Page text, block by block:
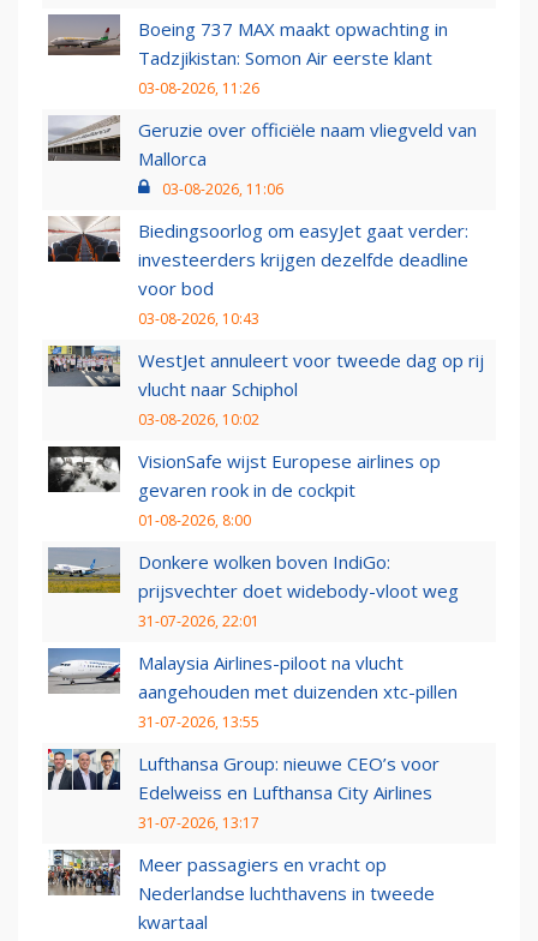
Boeing 737 MAX maakt opwachting in
Tadzjikistan: Somon Air eerste klant
03-08-2026, 11:26
Geruzie over officiële naam vliegveld van
Mallorca
03-08-2026, 11:06
Biedingsoorlog om easyJet gaat verder:
investeerders krijgen dezelfde deadline
voor bod
03-08-2026, 10:43
WestJet annuleert voor tweede dag op rij
vlucht naar Schiphol
03-08-2026, 10:02
VisionSafe wijst Europese airlines op
gevaren rook in de cockpit
01-08-2026, 8:00
Donkere wolken boven IndiGo:
prijsvechter doet widebody-vloot weg
31-07-2026, 22:01
Malaysia Airlines-piloot na vlucht
aangehouden met duizenden xtc-pillen
31-07-2026, 13:55
Lufthansa Group: nieuwe CEO’s voor
Edelweiss en Lufthansa City Airlines
31-07-2026, 13:17
Meer passagiers en vracht op
Nederlandse luchthavens in tweede
kwartaal